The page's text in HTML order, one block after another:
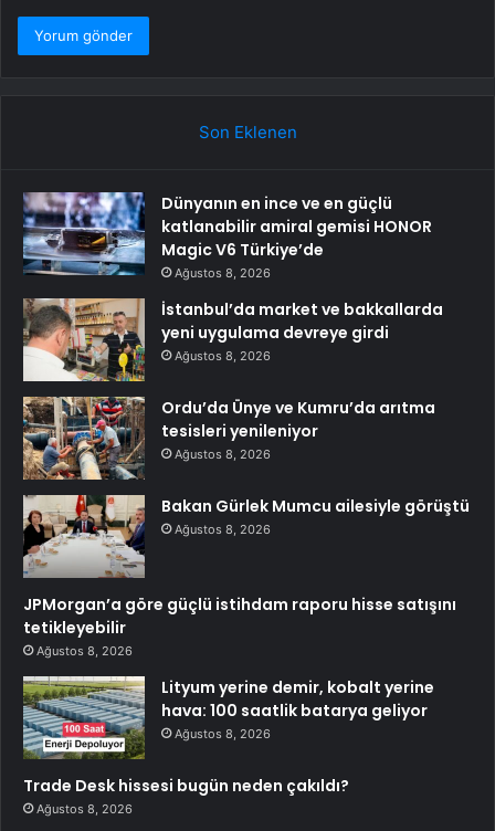
Son Eklenen
Dünyanın en ince ve en güçlü
katlanabilir amiral gemisi HONOR
Magic V6 Türkiye’de
Ağustos 8, 2026
İstanbul’da market ve bakkallarda
yeni uygulama devreye girdi
Ağustos 8, 2026
Ordu’da Ünye ve Kumru’da arıtma
tesisleri yenileniyor
Ağustos 8, 2026
Bakan Gürlek Mumcu ailesiyle görüştü
Ağustos 8, 2026
JPMorgan’a göre güçlü istihdam raporu hisse satışını
tetikleyebilir
Ağustos 8, 2026
Lityum yerine demir, kobalt yerine
hava: 100 saatlik batarya geliyor
Ağustos 8, 2026
Trade Desk hissesi bugün neden çakıldı?
Ağustos 8, 2026